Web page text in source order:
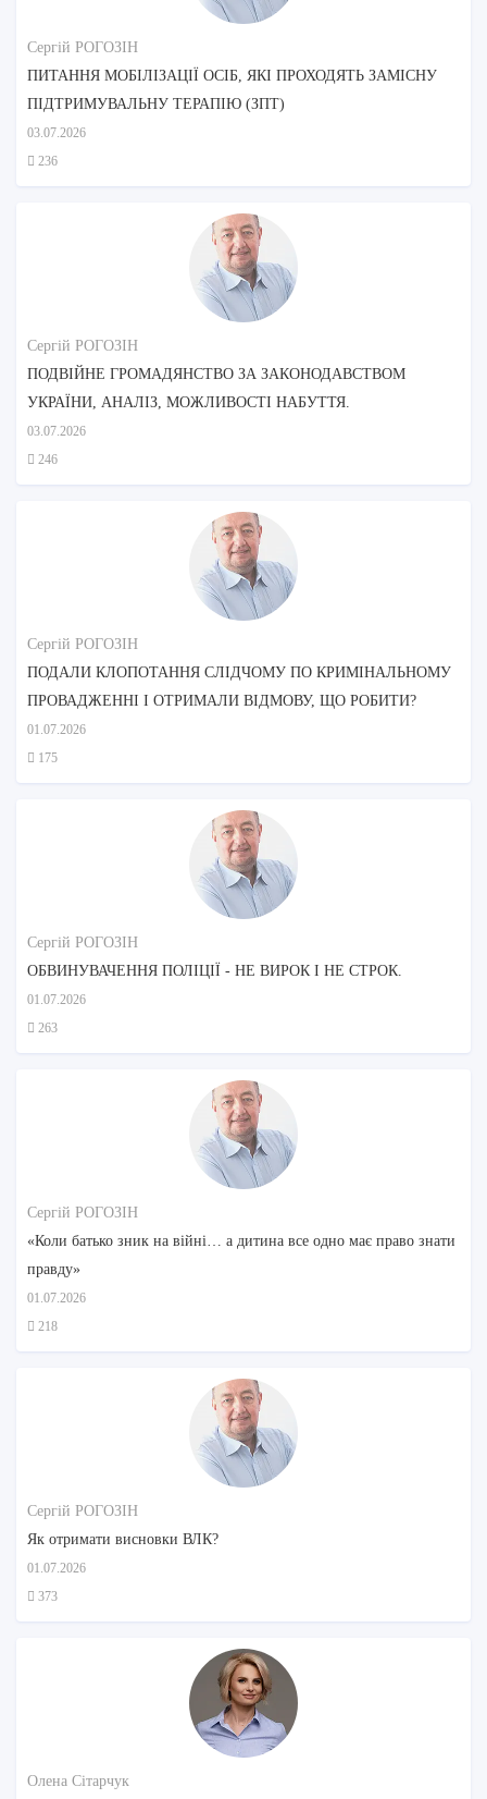
Сергій РОГОЗІН
ПИТАННЯ МОБІЛІЗАЦІЇ ОСІБ, ЯКІ ПРОХОДЯТЬ ЗАМІСНУ
ПІДТРИМУВАЛЬНУ ТЕРАПІЮ (ЗПТ)
03.07.2026
236
Сергій РОГОЗІН
ПОДВІЙНЕ ГРОМАДЯНСТВО ЗА ЗАКОНОДАВСТВОМ
УКРАЇНИ, АНАЛІЗ, МОЖЛИВОСТІ НАБУТТЯ.
03.07.2026
246
Сергій РОГОЗІН
ПОДАЛИ КЛОПОТАННЯ СЛІДЧОМУ ПО КРИМІНАЛЬНОМУ
ПРОВАДЖЕННІ І ОТРИМАЛИ ВІДМОВУ, ЩО РОБИТИ?
01.07.2026
175
Сергій РОГОЗІН
ОБВИНУВАЧЕННЯ ПОЛІЦІЇ - НЕ ВИРОК І НЕ СТРОК.
01.07.2026
263
Сергій РОГОЗІН
«Коли батько зник на війні… а дитина все одно має право знати
правду»
01.07.2026
218
Сергій РОГОЗІН
Як отримати висновки ВЛК?
01.07.2026
373
Олена Сітарчук